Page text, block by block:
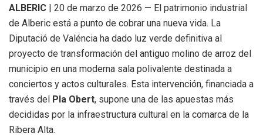
ALBERIC | 20 de marzo de 2026 — El patrimonio industrial
de Alberic está a punto de cobrar una nueva vida. La
Diputació de Valéncia ha dado luz verde definitiva al
proyecto de transformación del antiguo molino de arroz del
municipio en una moderna sala polivalente destinada a
conciertos y actos culturales. Esta intervención, financiada a
través del Pla Obert, supone una de las apuestas más
decididas por la infraestructura cultural en la comarca de la
Ribera Alta.